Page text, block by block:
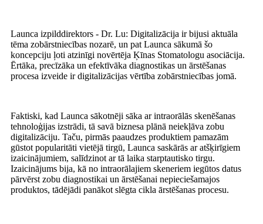
Launca izpilddirektors - Dr. Lu: Digitalizācija ir bijusi aktuāla
tēma zobārstniecības nozarē, un pat Launca sākumā šo
koncepciju ļoti atzinīgi novērtēja Ķīnas Stomatologu asociācija.
Ērtāka, precīzāka un efektīvāka diagnostikas un ārstēšanas
procesa izveide ir digitalizācijas vērtība zobārstniecības jomā.
Faktiski, kad Launca sākotnēji sāka ar intraorālās skenēšanas
tehnoloģijas izstrādi, tā savā biznesa plānā neiekļāva zobu
digitalizāciju. Taču, pirmās paaudzes produktiem pamazām
gūstot popularitāti vietējā tirgū, Launca saskārās ar atšķirīgiem
izaicinājumiem, salīdzinot ar tā laika starptautisko tirgu.
Izaicinājums bija, kā no intraorālajiem skeneriem iegūtos datus
pārvērst zobu diagnostikai un ārstēšanai nepieciešamajos
produktos, tādējādi panākot slēgta cikla ārstēšanas procesu.